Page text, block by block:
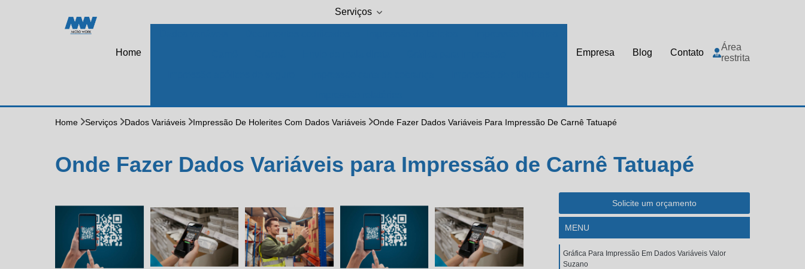
Home
Serviços
Empresa Blog Contato
Área
restrita
Home Serviços Dados Variáveis Impressão De Holerites Com Dados Variáveis Onde Fazer Dados Variáveis Para Impressão De Carnê Tatuapé
Onde Fazer Dados Variáveis para Impressão de Carnê Tatuapé
Solicite um orçamento
MENU
Gráfica Para Impressão Em Dados Variáveis Valor
Suzano